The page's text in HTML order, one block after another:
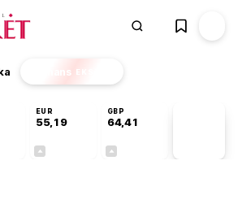
Finans EKSTRA
EUR
55,19
GBP
64,41